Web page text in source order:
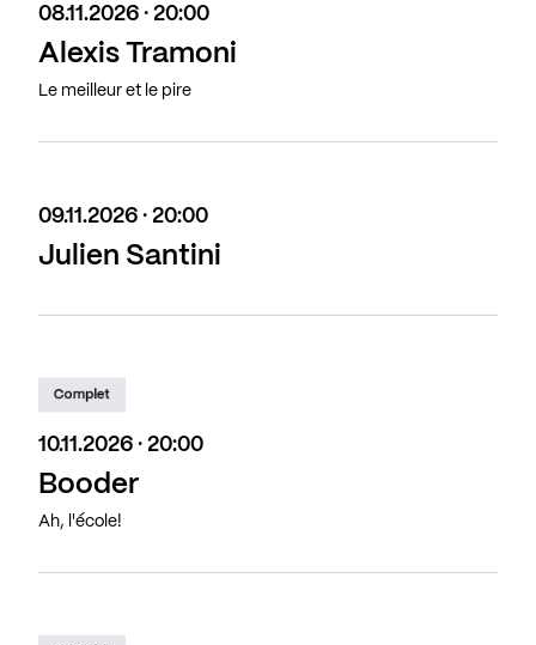
08.11.2026 · 20:00
Alexis Tramoni
Le meilleur et le pire
09.11.2026 · 20:00
Julien Santini
Complet
10.11.2026 · 20:00
Booder
Ah, l'école!